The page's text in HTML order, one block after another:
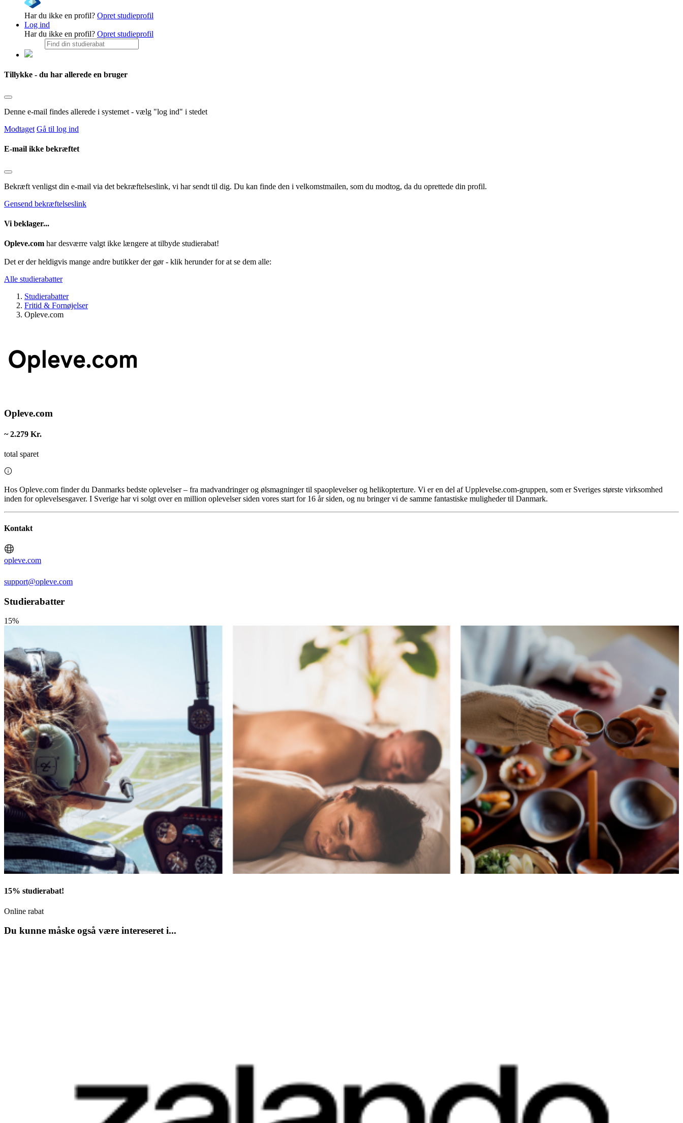
Har du ikke en profil? Opret studieprofil
Log ind
Har du ikke en profil? Opret studieprofil
Tillykke - du har allerede en bruger
Denne e-mail findes allerede i systemet - vælg "log ind" i stedet
Modtaget Gå til log ind
E-mail ikke bekræftet
Bekræft venligst din e-mail via det bekræftelseslink, vi har sendt til dig. Du kan finde den i velkomstmailen, som du modtog, da du oprettede din profil.
Gensend bekræftelseslink
Vi beklager...
Opleve.com har desværre valgt ikke længere at tilbyde studierabat!
Det er der heldigvis mange andre butikker der gør - klik herunder for at se dem alle:
Alle studierabatter
Studierabatter
Fritid & Fornøjelser
Opleve.com
Opleve.com
~ 2.279 Kr.
total sparet
Hos Opleve.com finder du Danmarks bedste oplevelser – fra madvandringer og ølsmagninger til spaoplevelser og helikopterture. Vi er en del af Upplevelse.com-gruppen, som er Sveriges største virksomhed
inden for oplevelsesgaver. I Sverige har vi solgt over en million oplevelser siden vores start for 16 år siden, og nu bringer vi de samme fantastiske muligheder til Danmark.
Kontakt
opleve.com
support@opleve.com
Studierabatter
15%
15% studierabat!
Online rabat
Du kunne måske også være intereseret i...